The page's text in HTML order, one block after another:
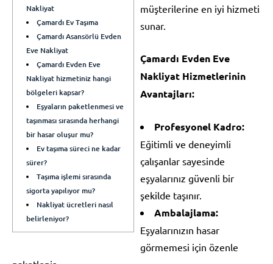
Nakliyat
Çamardı Ev Taşıma
Çamardı Asansörlü Evden
Eve Nakliyat
Çamardı Evden Eve
Nakliyat hizmetiniz hangi
bölgeleri kapsar?
Eşyaların paketlenmesi ve
taşınması sırasında herhangi
bir hasar oluşur mu?
Ev taşıma süreci ne kadar
sürer?
Taşıma işlemi sırasında
sigorta yapılıyor mu?
Nakliyat ücretleri nasıl
belirleniyor?
müşterilerine en iyi hizmeti
sunar.
Çamardı Evden Eve
Nakliyat Hizmetlerinin
Avantajları:
Profesyonel Kadro:
Eğitimli ve deneyimli
çalışanlar sayesinde
eşyalarınız güvenli bir
şekilde taşınır.
Ambalajlama:
Eşyalarınızın hasar
görmemesi için özenle